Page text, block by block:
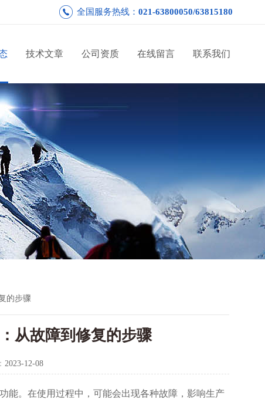
全国服务热线： 021-63800050/63815180
技术文章 公司资质 在线留言 联系我们
的步骤
从故障到修复的步骤
2023-12-08
。在使用过程中，可能会出现各种故障，影响生产